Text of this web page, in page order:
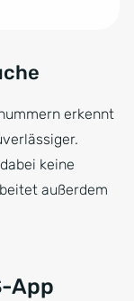
erkennt
keine
außerdem
App